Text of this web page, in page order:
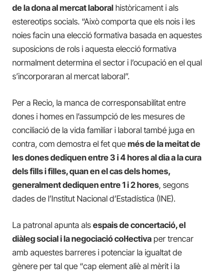
de la dona al mercat laboral històricament i als
estereotips socials. “Això comporta que els nois i les
noies facin una elecció formativa basada en aquestes
suposicions de rols i aquesta elecció formativa
normalment determina el sector i l’ocupació en el qual
s’incorporaran al mercat laboral”.
Per a Recio, la manca de corresponsabilitat entre
dones i homes en l’assumpció de les mesures de
conciliació de la vida familiar i laboral també juga en
contra, com demostra el fet que més de la meitat de
les dones dediquen entre 3 i 4 hores al dia a la cura
dels fills i filles, quan en el cas dels homes,
generalment dediquen entre 1 i 2 hores, segons
dades de l’Institut Nacional d’Estadística (INE).
La patronal apunta als espais de concertació, el
diàleg social i la negociació col·lectiva per trencar
amb aquestes barreres i potenciar la igualtat de
gènere per tal que “cap element aliè al mèrit i la